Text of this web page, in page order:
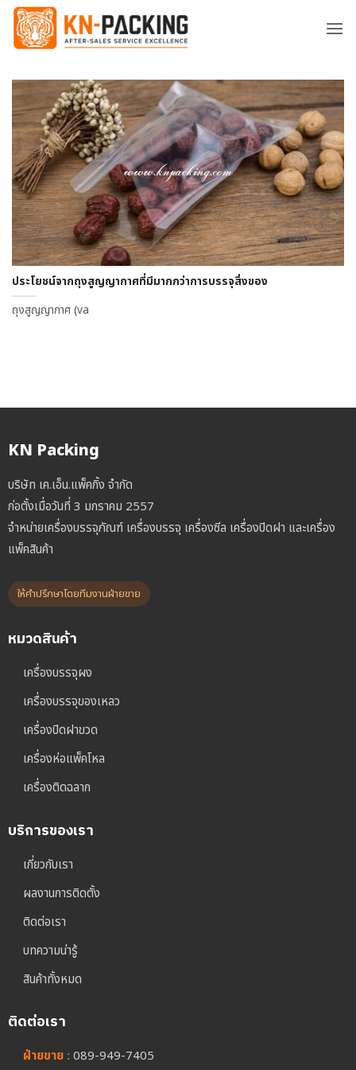
ข้าม
ยัง
ประโยชน์จากถุงสูญญากาศที่มีมากกว่าการบรรจุสิ่งของ
ถุงสูญญากาศ (va
KN Packing
บริษัท เค.เอ็น.แพ็คกิ้ง จำกัด
ก่อตั้งเมื่อวันที่ 3 มกราคม 2557
จำหน่ายเครื่องบรรจุภัณฑ์ เครื่องบรรจุ เครื่องซีล เครื่องปิดฝา และเครื่อง
แพ็คสินค้า
ให้คำปรึกษาโดยทีมงานฝ่ายขาย
หมวดสินค้า
เครื่องบรรจุผง
เครื่องบรรจุของเหลว
เครื่องปิดฝาขวด
เครื่องห่อแพ็คโหล
เครื่องติดฉลาก
บริการของเรา
เกี่ยวกับเรา
ผลงานการติดตั้ง
ติดต่อเรา
บทความน่ารู้
สินค้าทั้งหมด
ติดต่อเรา
ฝ่ายขาย :089-949-7405